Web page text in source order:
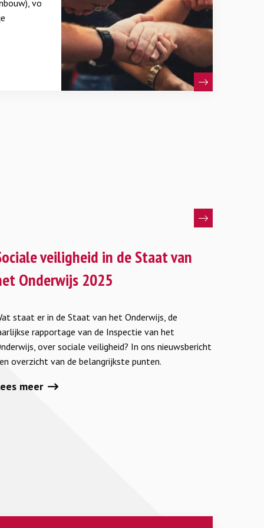
vo
veiligheid in de Staat van
Onderwijs 2025
staat er in de Staat van het Onderwijs, de
rapportage van de Inspectie van het
over sociale veiligheid? In ons nieuwsbericht
overzicht van de belangrijkste punten.
meer